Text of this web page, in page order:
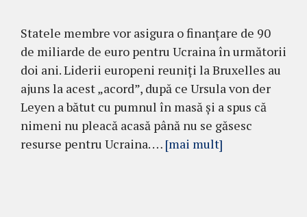
Statele membre vor asigura o finanțare de 90
de miliarde de euro pentru Ucraina în următorii
doi ani. Liderii europeni reuniți la Bruxelles au
ajuns la acest „acord”, după ce Ursula von der
Leyen a bătut cu pumnul în masă și a spus că
nimeni nu pleacă acasă până nu se găsesc
resurse pentru Ucraina. … [mai mult]